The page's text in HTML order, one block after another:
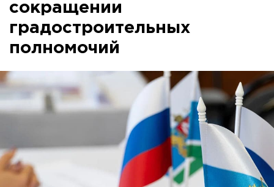
сокращении
градостроительных
полномочий